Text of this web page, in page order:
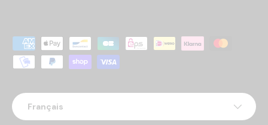
Moyens de paiement acceptés
Langue
Français